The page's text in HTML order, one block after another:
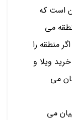
است که
می
منطقه را
ویلا و
می
می